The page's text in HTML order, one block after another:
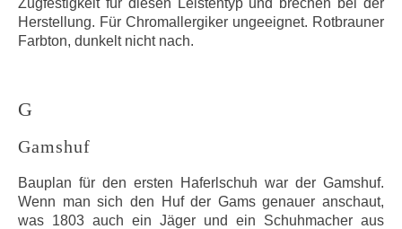
Zugfestigkeit für diesen Leistentyp und brechen bei der
Herstellung. Für Chromallergiker ungeeignet. Rotbrauner
Farbton, dunkelt nicht nach.
G
Gamshuf
Bauplan für den ersten Haferlschuh war der Gamshuf.
Wenn man sich den Huf der Gams genauer anschaut,
was 1803 auch ein Jäger und ein Schuhmacher aus